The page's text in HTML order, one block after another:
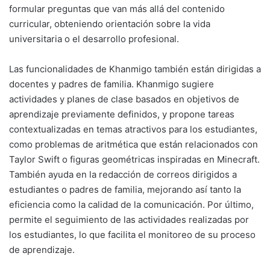
formular preguntas que van más allá del contenido
curricular, obteniendo orientación sobre la vida
universitaria o el desarrollo profesional.
Las funcionalidades de Khanmigo también están dirigidas a
docentes y padres de familia. Khanmigo sugiere
actividades y planes de clase basados en objetivos de
aprendizaje previamente definidos, y propone tareas
contextualizadas en temas atractivos para los estudiantes,
como problemas de aritmética que están relacionados con
Taylor Swift o figuras geométricas inspiradas en Minecraft.
También ayuda en la redacción de correos dirigidos a
estudiantes o padres de familia, mejorando así tanto la
eficiencia como la calidad de la comunicación. Por último,
permite el seguimiento de las actividades realizadas por
los estudiantes, lo que facilita el monitoreo de su proceso
de aprendizaje.